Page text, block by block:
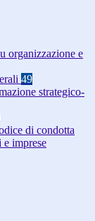
organizzazione e
49
strategico-
di condotta
imprese